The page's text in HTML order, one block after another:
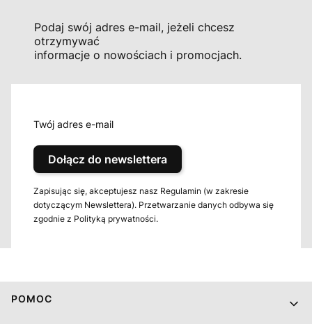
Podaj swój adres e-mail, jeżeli chcesz
otrzymywać
informacje o nowościach i promocjach.
Twój adres e-mail
Dołącz do newslettera
Zapisując się, akceptujesz nasz Regulamin (w zakresie
dotyczącym Newslettera). Przetwarzanie danych odbywa się
zgodnie z Polityką prywatności.
Linki w stopce
POMOC